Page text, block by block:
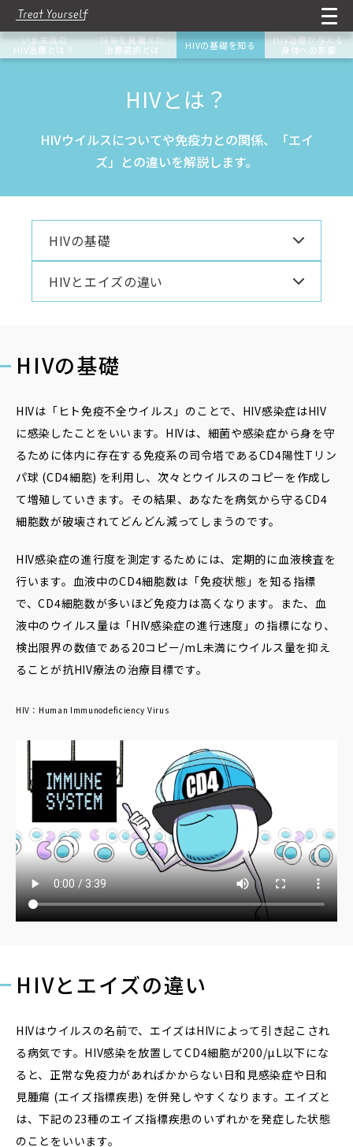
いま主流の
HIV治療とは？
将来を見据えた
治療選択とは
HIVの基礎を知る
HIV治療が与える
身体への影響
HIVとは？
HIVウイルスについてや免疫力との関係、「エイ
ズ」との違いを解説します。
HIVの基礎
HIVとエイズの違い
HIVの基礎
HIVは「ヒト免疫不全ウイルス」のことで、HIV感染症はHIV
に感染したことをいいます。HIVは、細菌や感染症から身を守
るために体内に存在する免疫系の司令塔であるCD4陽性Tリン
パ球 (CD4細胞) を利用し、次々とウイルスのコピーを作成し
て増殖していきます。その結果、あなたを病気から守るCD4
細胞数が破壊されてどんどん減ってしまうのです。
HIV感染症の進行度を測定するためには、定期的に血液検査を
行います。血液中のCD4細胞数は「免疫状態」を知る指標
で、CD4細胞数が多いほど免疫力は高くなります。また、血
液中のウイルス量は「HIV感染症の進行速度」の指標になり、
検出限界の数値である20コピー/mL未満にウイルス量を抑え
ることが抗HIV療法の治療目標です。
HIV：Human Immunodeficiency Virus
HIVとエイズの違い
HIVはウイルスの名前で、エイズはHIVによって引き起こされ
る病気です。HIV感染を放置してCD4細胞が200/µL以下にな
ると、正常な免疫力があればかからない日和見感染症や日和
見腫瘍 (エイズ指標疾患) を併発しやすくなります。エイズと
は、下記の23種のエイズ指標疾患のいずれかを発症した状態
のことをいいます。